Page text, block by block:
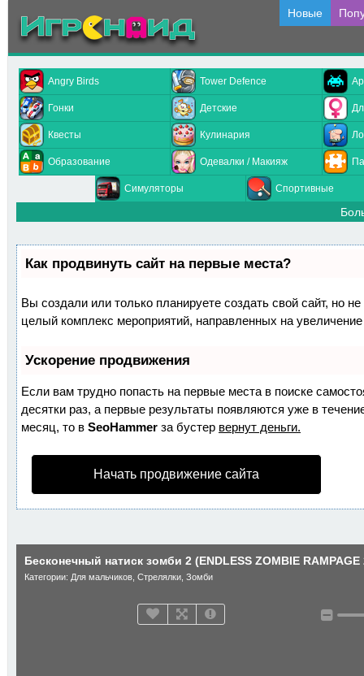
Новые
Angry Birds Tower Defence
Гонки Детские
Квесты Кулинария
Образование Одевалки / Макияж
Симуляторы Спортивные
Как продвинуть сайт на первые места?
Вы создали или только планируете создать свой сайт, но
целый комплекс мероприятий, направленных на
Ускорение продвижения
Если вам трудно попасть на первые места в поиске
десятки раз, а первые результаты появляются уже в
месяц, то в SeoHammer за бустер вернут деньги.
Начать продвижение сайта
Бесконечный натиск зомби 2 (ENDLESS ZOMBIE RAMPAGE
Категории: Для мальчиков Стрелялки Зомби